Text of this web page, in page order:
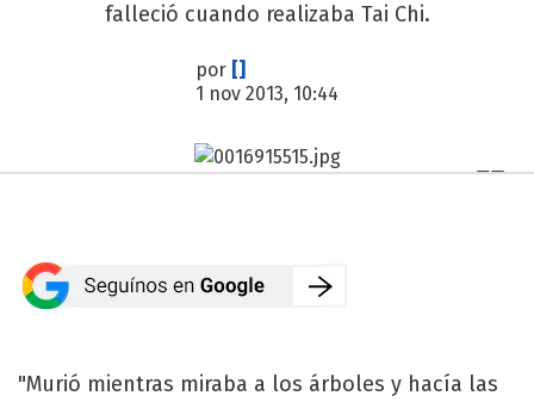
falleció cuando realizaba Tai Chi.
por []
1 nov 2013, 10:44
"Murió mientras miraba a los árboles y hacía las